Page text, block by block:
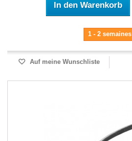
In den Warenkorb
1 - 2 semaines
Auf meine Wunschliste